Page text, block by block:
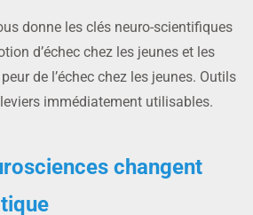
donne les clés neuro-scientifiques
d’échec chez les jeunes et les
de l’échec chez les jeunes. Outils
immédiatement utilisables.
changent